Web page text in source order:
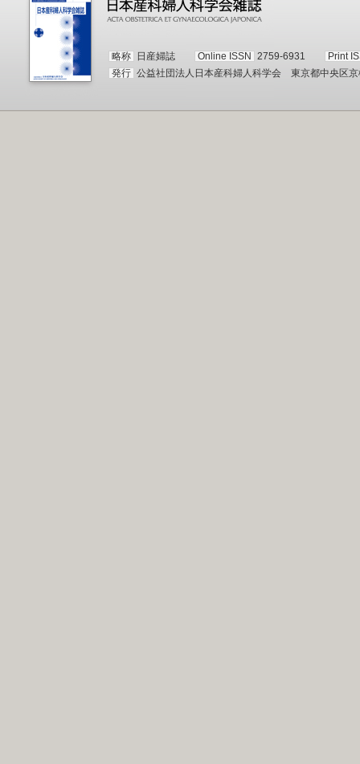
略称 日産婦誌 Online ISSN 2759-6931
Print
発行 公益社団法人日本産科婦人科学会 東京都中央区